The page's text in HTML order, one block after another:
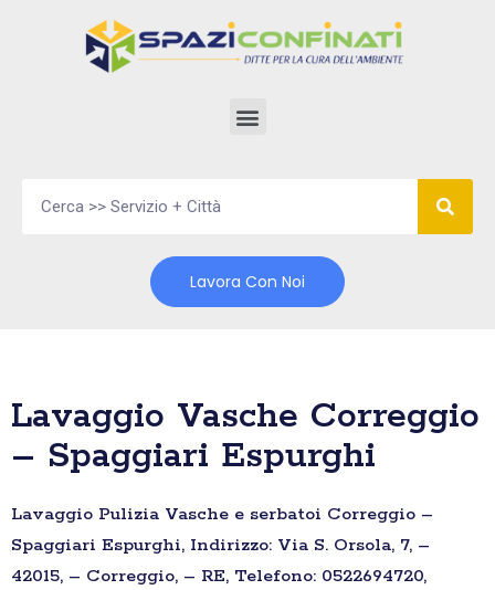
Lavora Con Noi
Lavaggio Vasche Correggio
– Spaggiari Espurghi
Lavaggio Pulizia Vasche e serbatoi Correggio –
Spaggiari Espurghi, Indirizzo: Via S. Orsola, 7, –
42015, – Correggio, – RE, Telefono: 0522694720,